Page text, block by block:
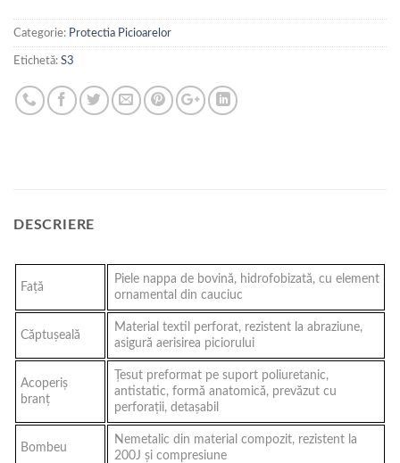
Categorie: Protectia Picioarelor
Etichetă: S3
DESCRIERE
Faţă
Piele nappa de bovină, hidrofobizată, cu element
ornamental din cauciuc
Căptuşeală
Material textil perforat, rezistent la abraziune,
asigură aerisirea piciorului
Acoperiş
branţ
Ţesut preformat pe suport poliuretanic,
antistatic, formă anatomică, prevăzut cu
perforaţii, detaşabil
Bombeu
Nemetalic din material compozit, rezistent la
200J şi compresiune